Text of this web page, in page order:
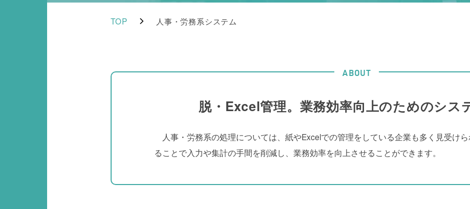
TOP 人事・労務系システム
ABOUT
脱・Excel管理。業務効率向上のためのシス
人事・労務系の処理については、紙やExcelでの管理をしている企業も多く見受け
ることで入力や集計の手間を削減し、業務効率を向上させることができます。